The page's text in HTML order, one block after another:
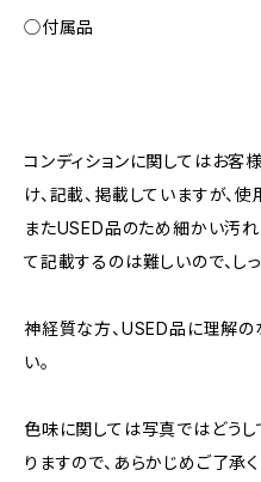
◯付属品
コンディションに関してはお客
け、記載、掲載していますが、
またUSED品のため細かい汚れ
て記載するのは難しいので、し
神経質な方、USED品に理解
い。
色味に関しては写真ではどう
りますので、あらかじめご了承く